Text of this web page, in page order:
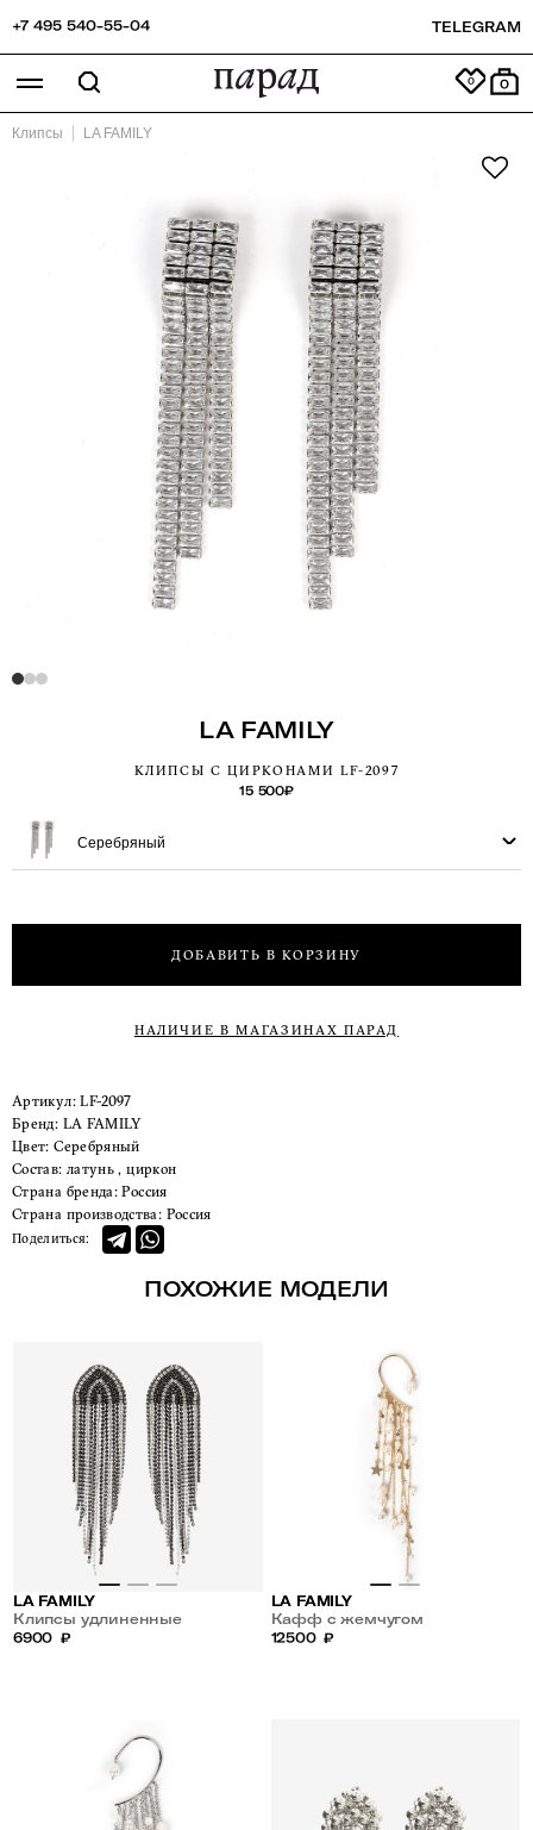
+7 495 540-55-04 TELEGRAM
0
Клипсы LA FAMILY
LA FAMILY
КЛИПСЫ С ЦИРКОНАМИ LF-2097
15 500₽
Серебряный
ДОБАВИТЬ В КОРЗИНУ
НАЛИЧИЕ В МАГАЗИНАХ ПАРАД
Артикул:LF-2097
Бренд:
LA FAMILY
Цвет:
Серебряный
Состав: латунь , циркон
Страна бренда: Россия
Страна производства: Россия
Поделиться:
ПОХОЖИЕ МОДЕЛИ
LA FAMILY
Клипсы удлиненные
6900 ₽
LA FAMILY
Кафф с жемчугом
12500 ₽